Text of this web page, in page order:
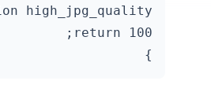
}